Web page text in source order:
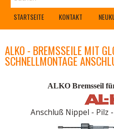
STARTSEITE KONTAKT
ALKO - BREMSSEILE MIT
CHNELLMONTAGE
ALKO Bremsseil
Anschluß Nippel - Pilz